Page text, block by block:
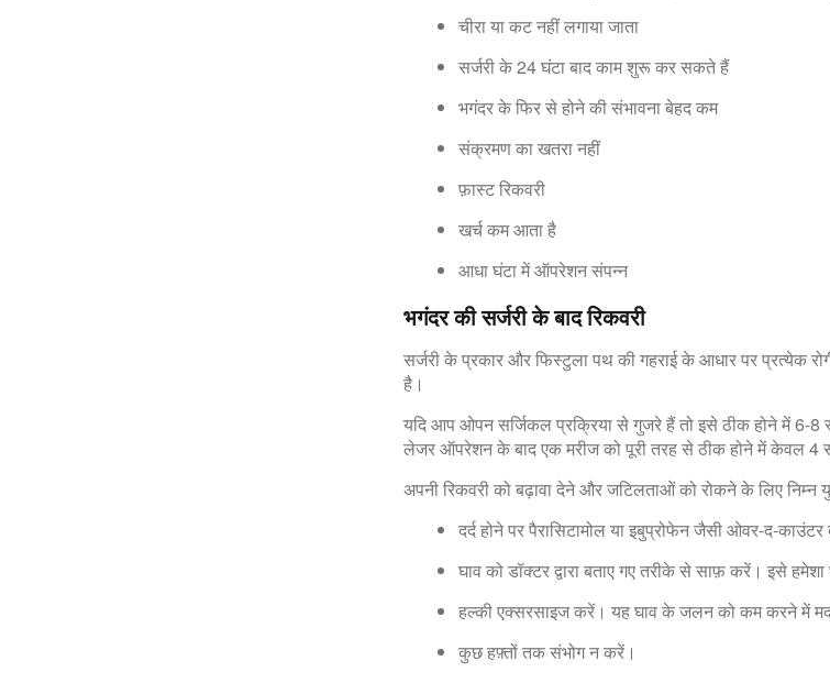
चीरा या कट नहीं लगाया जाता
सर्जरी के 24 घंटा बाद काम शुरू कर सकते हैं
भगंदर के फिर से होने की संभावना बेहद कम
संक्रमण का खतरा नहीं
फ़ास्ट रिकवरी
खर्च कम आता है
आधा घंटा में ऑपरेशन संपन्न
भगंदर की सर्जरी के बाद रिकवरी
सर्जरी के प्रकार और फिस्टुला पथ की गहराई के आधार पर प्रत्येक
है।
यदि आप ओपन सर्जिकल प्रक्रिया से गुजरे हैं तो इसे ठीक होने में 6-
लेजर ऑपरेशन के बाद एक मरीज को पूरी तरह से ठीक होने में केवल 4
अपनी रिकवरी को बढ़ावा देने और जटिलताओं को रोकने के लिए निम्न
दर्द होने पर पैरासिटामोल या इबुप्रोफेन जैसी ओवर-द-
घाव को डॉक्टर द्वारा बताए गए तरीके से साफ़ करें। इसे
हल्की एक्सरसाइज करें। यह घाव के जलन को कम करने में
कुछ हफ़्तों तक संभोग न करें।